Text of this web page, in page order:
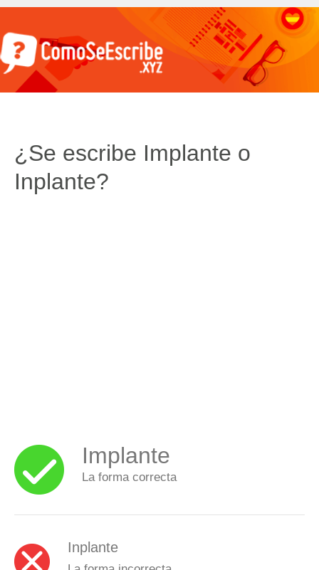
¿Se escribe Implante o
Inplante?
Implante
La forma correcta
Inplante